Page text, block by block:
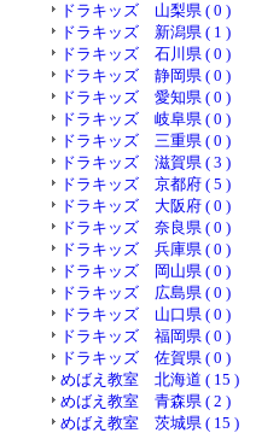
ドラキッズ 山梨県 ( 0 )
ドラキッズ 新潟県 ( 1 )
ドラキッズ 石川県 ( 0 )
ドラキッズ 静岡県 ( 0 )
ドラキッズ 愛知県 ( 0 )
ドラキッズ 岐阜県 ( 0 )
ドラキッズ 三重県 ( 0 )
ドラキッズ 滋賀県 ( 3 )
ドラキッズ 京都府 ( 5 )
ドラキッズ 大阪府 ( 0 )
ドラキッズ 奈良県 ( 0 )
ドラキッズ 兵庫県 ( 0 )
ドラキッズ 岡山県 ( 0 )
ドラキッズ 広島県 ( 0 )
ドラキッズ 山口県 ( 0 )
ドラキッズ 福岡県 ( 0 )
ドラキッズ 佐賀県 ( 0 )
めばえ教室 北海道 ( 15 )
めばえ教室 青森県 ( 2 )
めばえ教室 茨城県 ( 15 )